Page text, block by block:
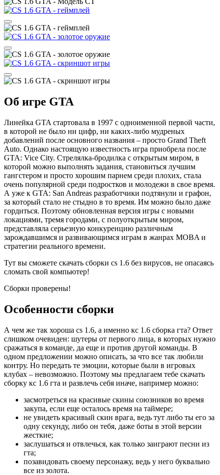
Об игре GTA
Линейка GTA стартовала в 1997 с одноименной первой части,
в которой не было ни цифр, ни каких-либо мудреных
добавлений после основного названия – просто Grand Theft
Auto. Однако настоящую известность игра приобрела после
GTA: Vice City. Стрелялка-бродилка с открытым миром, в
которой можно выполнять задания, становиться лучшим
гангстером и просто хорошим парнем среди плохих, стала
очень популярной среди подростков и молодежи в свое время.
А уже к GTA: San Andreas разработчики подтянули и графон,
за который стало не стыдно в то время. Им можно было даже
гордиться. Поэтому обновленная версия игры с новыми
локациями, тремя городами, с полуоткрытым миром,
представляла серьезную конкуренцию различным
зарождавшимся и развивающимся играм в жанрах MOBA и
стратегии реального времени.
Тут вы сможете скачать сборки cs 1.6 без вирусов, не опасаясь
сломать свой компьютер!
Сборки проверены!
Особенности сборки
А чем же так хороша cs 1.6, а именно кс 1.6 сборка гта? Ответ
слишком очевиден: шутеры от первого лица, в которых нужно
сражаться в команде, да еще и против другой команды. В
одном предложении можно описать, за что все так любили
контру. Но передать те эмоции, которые были в игровых
клубах – невозможно. Поэтому мы предлагаем тебе скачать
сборку кс 1.6 гта и развлечь себя иначе, например можно:
засмотреться на красивые скины союзников во время
закупа, если еще осталось время на таймере;
не увидеть красивый скин врага, ведь тут либо ты его за
одну секунду, либо он тебя, даже боты в этой версии
жесткие;
заслушаться и отвлечься, как только заиграют песни из
гта;
позавидовать своему персонажу, ведь у него буквально
все из золота.